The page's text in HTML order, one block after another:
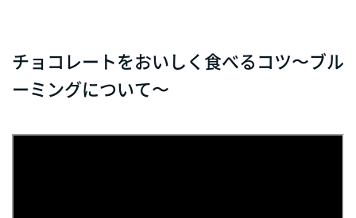
チョコレートをおいしく食べるコツ〜ブル
ーミングについて〜